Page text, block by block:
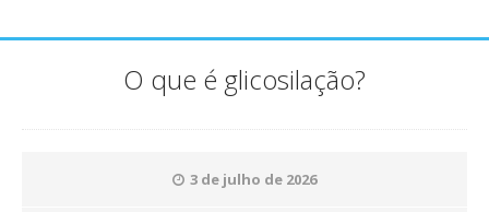
O que é glicosilação?
3 de julho de 2026